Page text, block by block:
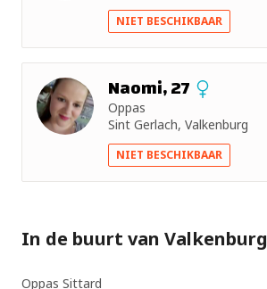
NIET BESCHIKBAAR
Naomi, 27
Oppas
Sint Gerlach, Valkenburg
NIET BESCHIKBAAR
In de buurt van Valkenburg
Oppas Sittard